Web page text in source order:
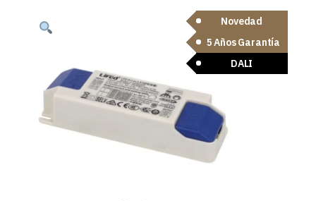
Novedad
5 Años Garantía
DALI